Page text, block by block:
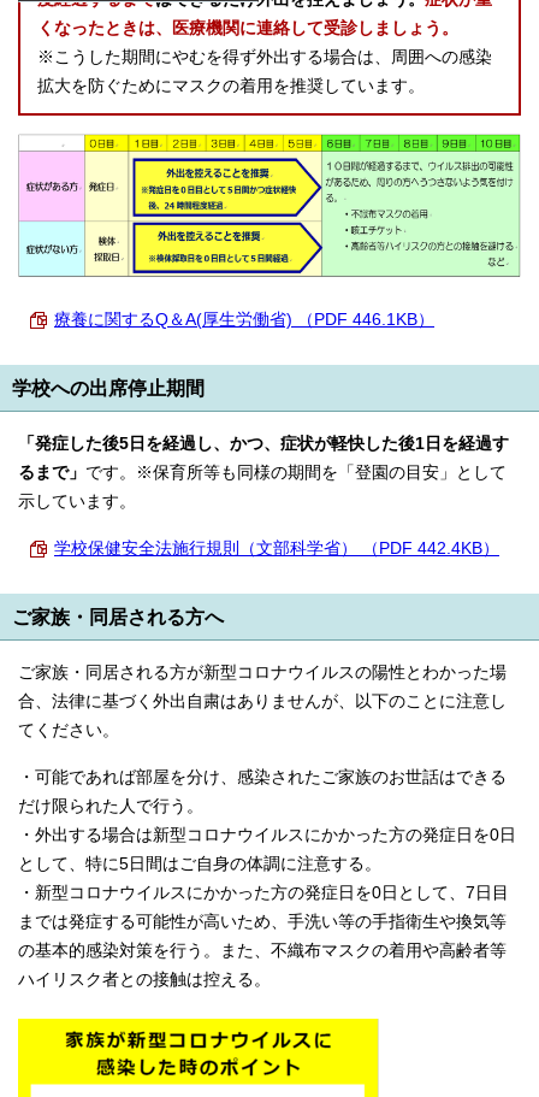
日本語
English
한국어
简体中文
くなったときは、医療機関に連絡して受診しましょう。
※こうした期間にやむを得ず外出する場合は、周囲への感染
拡大を防ぐためにマスクの着用を推奨しています。
療養に関するQ＆A(厚生労働省) （PDF 446.1KB）
学校への出席停止期間
「発症した後5日を経過し、かつ、症状が軽快した後1日を経過す
るまで」 です。※保育所等も同様の期間を「登園の目安」として
示しています。
学校保健安全法施行規則（文部科学省） （PDF 442.4KB）
ご家族・同居される方へ
ご家族・同居される方が新型コロナウイルスの陽性とわかった場
合、法律に基づく外出自粛はありませんが、以下のことに注意し
てください。
・可能であれば部屋を分け、感染されたご家族のお世話はできる
だけ限られた人で行う。
・外出する場合は新型コロナウイルスにかかった方の発症日を0日
として、特に5日間はご自身の体調に注意する。
・新型コロナウイルスにかかった方の発症日を0日として、7日目
までは発症する可能性が高いため、手洗い等の手指衛生や換気等
の基本的感染対策を行う。また、不織布マスクの着用や高齢者等
ハイリスク者との接触は控える。